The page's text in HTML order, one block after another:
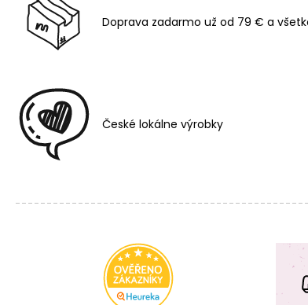
Doprava zadarmo už od 79 € a
České lokálne výrobky